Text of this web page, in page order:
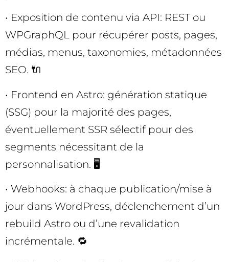
• Exposition de contenu via API: REST ou
WPGraphQL pour récupérer posts, pages,
médias, menus, taxonomies, métadonnées
SEO. 🔌
• Frontend en Astro: génération statique
(SSG) pour la majorité des pages,
éventuellement SSR sélectif pour des
segments nécessitant de la
personnalisation. 🖥️
• Webhooks: à chaque publication/mise à
jour dans WordPress, déclenchement d’un
rebuild Astro ou d’une revalidation
incrémentale. 🔁